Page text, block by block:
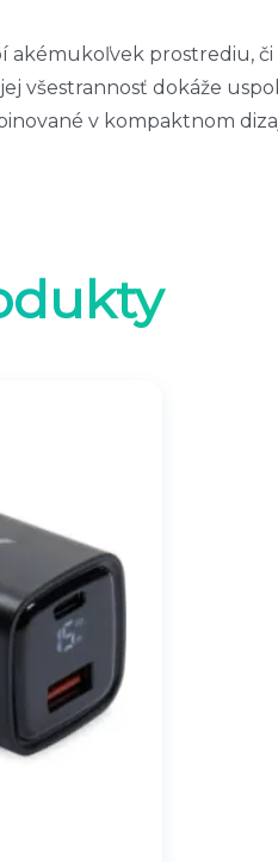
akémukoľvek prostrediu,
všestrannosť dokáže
v kompaktnom